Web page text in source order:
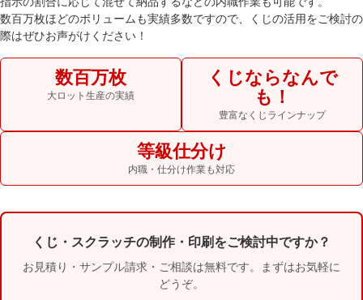
数百万枚ほどのボリュームも実績多数ですので、くじの活用をご検討の
際はぜひお声がけください！
数百万枚
大ロット生産の実績
くじならなんで
も！
豊富なくじラインナップ
等級仕分け
内職・仕分け作業も対応
くじ・スクラッチの制作・印刷をご検討中ですか？
お見積り・サンプル請求・ご相談は無料です。まずはお気軽に
どうぞ。